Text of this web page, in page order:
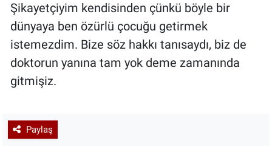
Şikayetçiyim kendisinden çünkü böyle bir
dünyaya ben özürlü çocuğu getirmek
istemezdim. Bize söz hakkı tanısaydı, biz de
doktorun yanına tam yok deme zamanında
gitmişiz.
Paylaş